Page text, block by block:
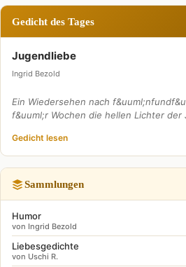
Gedicht des Tages
Jugendliebe
Ingrid Bezold
Ein Wiedersehen nach
f&uuml;r Wochen die hellen Lichter
Gedicht lesen
Sammlungen
Humor
von Ingrid Bezold
Liebesgedichte
von Uschi R.